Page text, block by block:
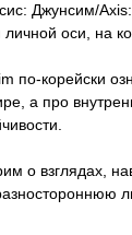
Джунсим/
личной оси, на
по-корейски
а про
о взглядах,